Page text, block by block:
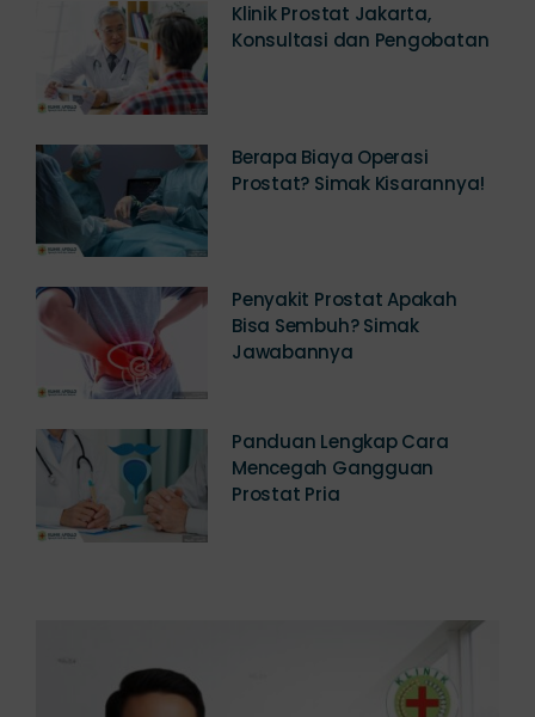
Klinik Prostat Jakarta,
Konsultasi dan Pengobatan
Berapa Biaya Operasi
Prostat? Simak Kisarannya!
Penyakit Prostat Apakah
Bisa Sembuh? Simak
Jawabannya
Panduan Lengkap Cara
Mencegah Gangguan
Prostat Pria